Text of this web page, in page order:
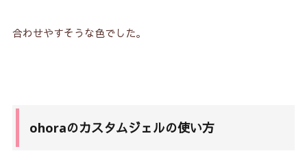
合わせやすそうな色でした。
ohoraのカスタムジェルの使い方